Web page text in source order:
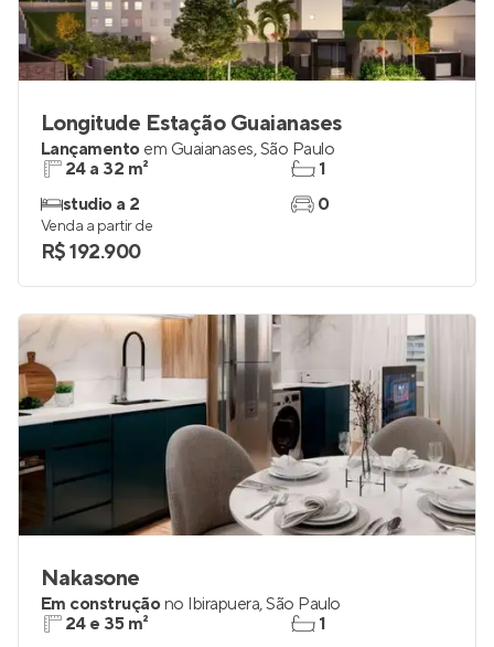
Longitude Estação Guaianases
Lançamento em Guaianases,São Paulo
24 a 32 m²
studio a 2
1
0
Venda a partir de
R$ 192.900
Nakasone
Em construçãono Ibirapuera,São Paulo
24 e 35 m²
1